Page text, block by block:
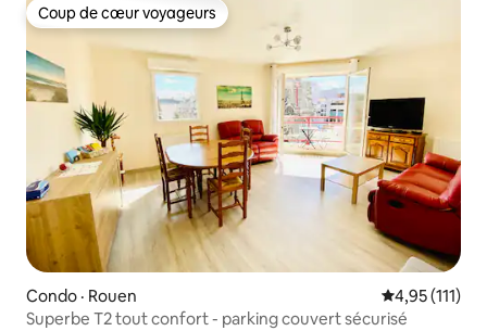
Coup de cœur voyageurs
Coup de cœur voyageurs
Condo · Rouen Note
4,95 (111)
Superbe T2 tout confort - parking couvert sécurisé